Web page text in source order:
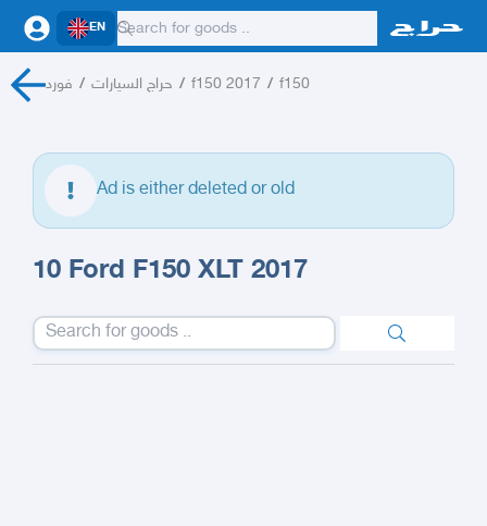
EN
فورد / حراج السيارات / f150 2017 / f150
Ad is either deleted or old
10 Ford F150 XLT 2017